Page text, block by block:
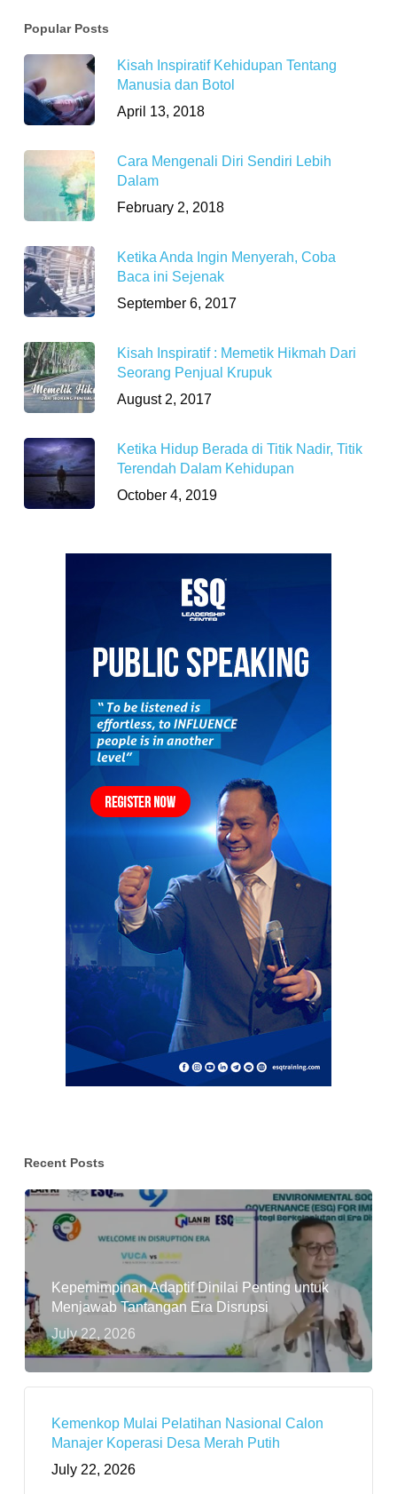
Popular Posts
Kisah Inspiratif Kehidupan Tentang
Manusia dan Botol
April 13, 2018
Cara Mengenali Diri Sendiri Lebih
Dalam
February 2, 2018
Ketika Anda Ingin Menyerah, Coba
Baca ini Sejenak
September 6, 2017
Kisah Inspiratif : Memetik Hikmah Dari
Seorang Penjual Krupuk
August 2, 2017
Ketika Hidup Berada di Titik Nadir, Titik
Terendah Dalam Kehidupan
October 4, 2019
Recent Posts
Kepemimpinan Adaptif Dinilai Penting untuk
Menjawab Tantangan Era Disrupsi
July 22, 2026
Kemenkop Mulai Pelatihan Nasional Calon
Manajer Koperasi Desa Merah Putih
July 22, 2026